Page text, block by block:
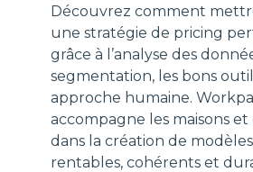
Découvrez comment
une stratégie de pricing
grâce à l’analyse des
segmentation, les bons
approche humaine.
accompagne les maisons et
dans la création de
rentables, cohérents et